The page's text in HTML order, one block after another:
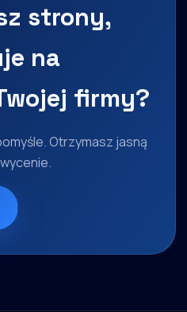
strony,
na
firmy?
Otrzymasz jasną